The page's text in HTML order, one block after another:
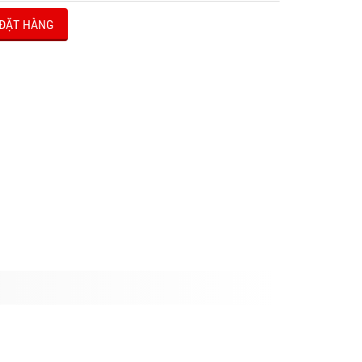
HÀNG